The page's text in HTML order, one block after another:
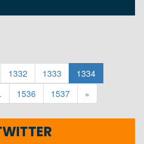
1332 1333
1334
1536 1537 »